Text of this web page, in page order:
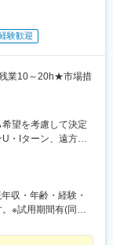
験歓迎
業10～20h★市場措
望を考慮して決定
Iターン、遠方か
家賃は全額負担し
での勤務。【北海
群馬、山梨【東
長野、富山、石
川、徳島、愛媛、
収・年齢・経験・
※試用期間有(同待
ル／24歳 入社3年